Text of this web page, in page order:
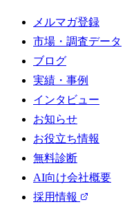
メルマガ登録
市場・調査データ
ブログ
実績・事例
インタビュー
お知らせ
お役立ち情報
無料診断
AI向け会社概要
採用情報